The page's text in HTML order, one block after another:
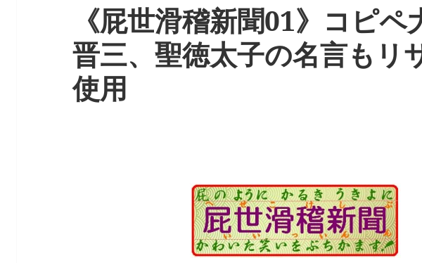
《屁世滑稽新聞01》コピペ
晋三、聖徳太子の名言もリ
使用